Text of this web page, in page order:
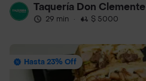
Taquería Don Clemente
29 min · $ 5000
Hasta 23% Off